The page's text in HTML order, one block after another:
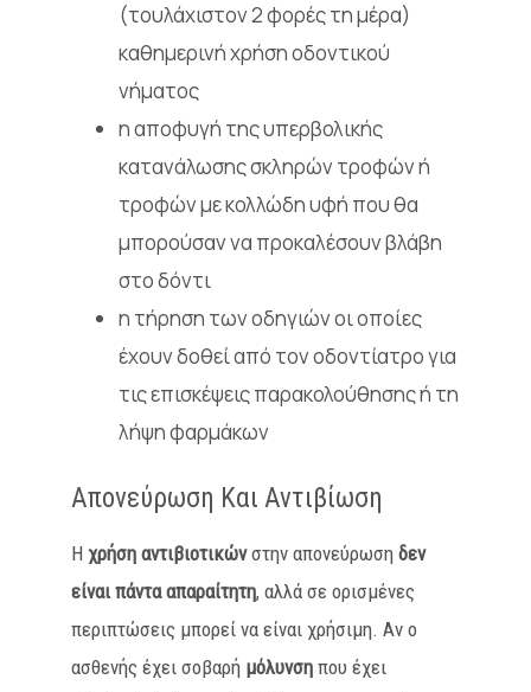
(τουλάχιστον 2 φορές τη μέρα)
καθημερινή χρήση οδοντικού
νήματος
η αποφυγή της υπερβολικής
κατανάλωσης σκληρών τροφών ή
τροφών με κολλώδη υφή που θα
μπορούσαν να προκαλέσουν βλάβη
στο δόντι
η τήρηση των οδηγιών οι οποίες
έχουν δοθεί από τον οδοντίατρο για
τις επισκέψεις παρακολούθησης ή τη
λήψη φαρμάκων
Απονεύρωση Και Αντιβίωση
Η χρήση αντιβιοτικώνστην απονεύρωση δεν
είναι πάντα απαραίτητη, αλλά σε ορισμένες
περιπτώσεις μπορεί να είναι χρήσιμη. Αν ο
ασθενής έχει σοβαρή μόλυνσηπου έχει